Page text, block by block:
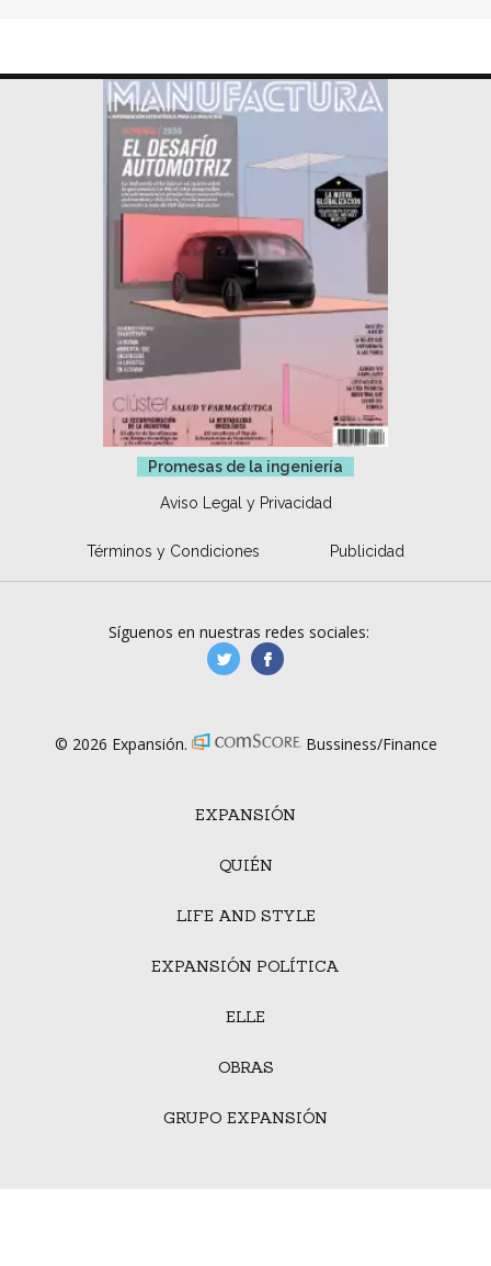
Promesas de la ingeniería
Aviso Legal y Privacidad
Términos y Condiciones Publicidad
EXPANSIÓN
QUIÉN
LIFE AND STYLE
EXPANSIÓN POLÍTICA
ELLE
OBRAS
GRUPO EXPANSIÓN
Síguenos en nuestras redes sociales:
manufacturaGE
© 2026 Expansión. Bussiness/Finance